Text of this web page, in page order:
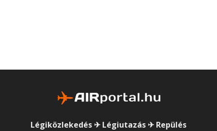
Légiközlekedés ✈ Légiutazás ✈ Repülés